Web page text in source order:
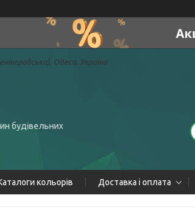
Одеса, Україна
будівельних
кольорів Доставка і оплата